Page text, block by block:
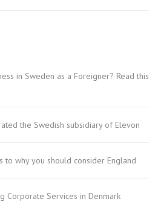
in Sweden as a Foreigner? Read this
the Swedish subsidiary of Elevon
to why you should consider England
Corporate Services in Denmark